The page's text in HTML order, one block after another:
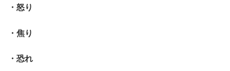
・怒り
・焦り
・恐れ